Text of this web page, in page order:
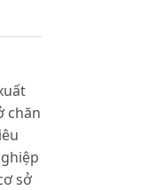
chăn
sở